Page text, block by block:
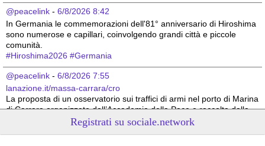
@peacelink - 6/8/2026 8:42
In Germania le commemorazioni dell'81° anniversario di Hiroshima
sono numerose e capillari, coinvolgendo grandi città e piccole
comunità.
#Hiroshima2026 #Germania
@peacelink - 6/8/2026 7:55
lanazione.it/massa-carrara/cro
La proposta di un osservatorio sui traffici di armi nel porto di Marina
di Carrara organizzato dall’Accademia della Pace e raccolta dalla
sindaca Serena Arrighi.
Linda Maggiori, nel ricostruire l’inchiesta che ha fatto per
Registrati su sociale.network